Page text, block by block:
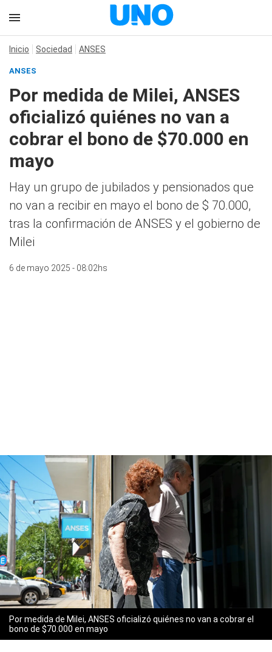
Inicio Sociedad ANSES
ANSES
Por medida de Milei, ANSES
oficializó quiénes no van a
cobrar el bono de $70.000 en
mayo
Hay un grupo de jubilados y pensionados que
no van a recibir en mayo el bono de $ 70.000,
tras la confirmación de ANSES y el gobierno de
Milei
6 de mayo 2025 - 08:02hs
Por medida de Milei, ANSES oficializó quiénes no van a cobrar el
bono de $70.000 en mayo